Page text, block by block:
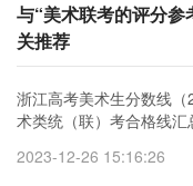
与“美术联考的评分
关推荐
浙江高考美术生分数线
术类统（联）考合格线汇
2023-12-26 15:16:26